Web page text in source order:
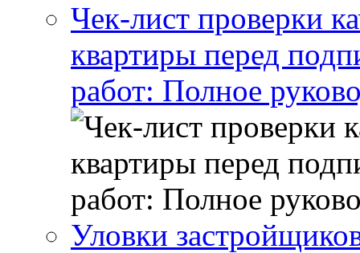
Чек-лист проверки
квартиры перед
работ: Полное
Уловки